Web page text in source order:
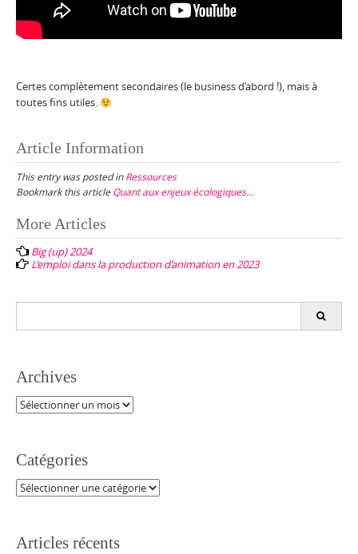
Certes complètement secondaires (le business d’abord !), mais à
toutes fins utiles.
Article Information
This entry was posted inRessources
Bookmark this article Quant aux enjeux écologiques…
Post
navigation
More Articles
Big (up) 2024
L’emploi dans la production d’animation en 2023
Archives
Archives
Catégories
Catégories
Articles récents